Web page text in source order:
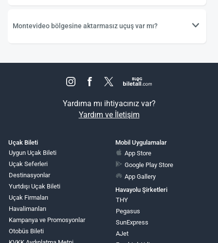
Montevideo bölgesine aktarmasız uçuş var mı?
Yardıma mı ihtiyacınız var?
Yardım ve İletişim
Uçak Bileti
Uygun Uçak Bileti
Uçak Seferleri
Destinasyonlar
Yurtdışı Uçak Bileti
Uçak Firmaları
Havalimanları
Kampanya ve Promosyonlar
Otobüs Bileti
Mobil Uygulamalar
App Store
Google Play Store
App Gallery
Havayolu Şirketleri
THY
Pegasus
SunExpress
AJet